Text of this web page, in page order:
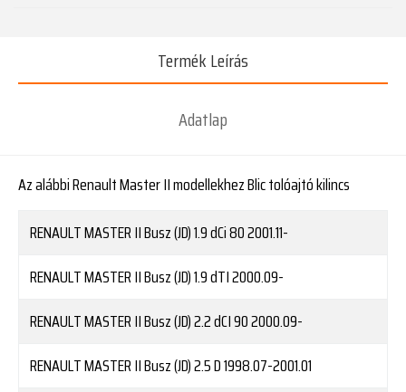
Termék Leírás
Adatlap
Az alábbi Renault Master II modellekhez Blic tolóajtó kilincs
RENAULTMASTER II Busz (JD) 1.9 dCi 802001.11-
RENAULTMASTER II Busz (JD) 1.9 dTI2000.09-
RENAULTMASTER II Busz (JD) 2.2 dCI 902000.09-
RENAULTMASTER II Busz (JD) 2.5 D1998.07-2001.01